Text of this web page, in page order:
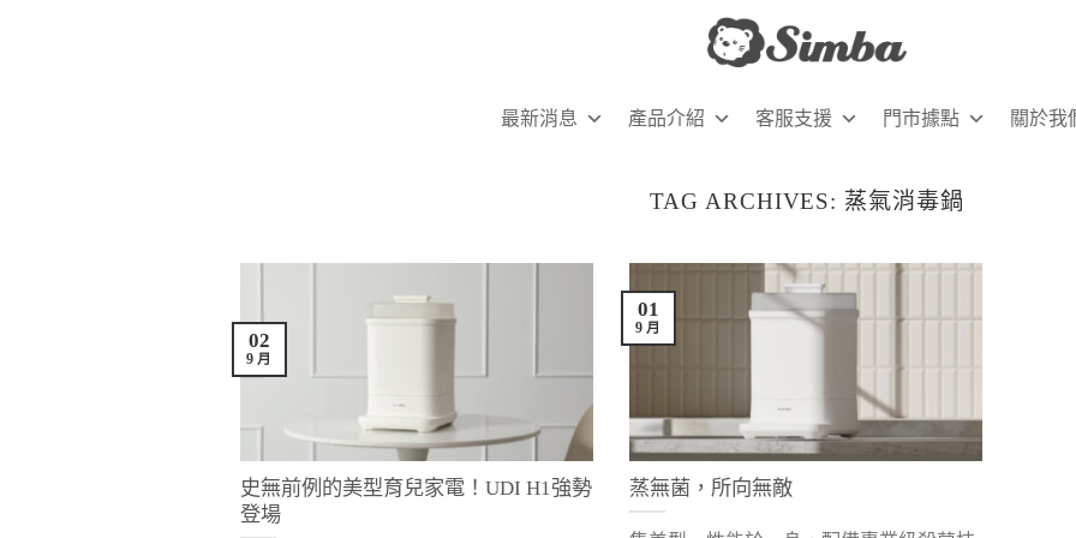
最新消息 產品介紹 客服支援 門市據點 關於我
TAG ARCHIVES: 蒸氣消毒鍋
史無前例的美型育兒家電！UDI H1強勢
登場
02
9 月
蒸無菌，所向無敵
01
9 月